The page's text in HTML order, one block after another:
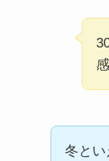
冬とい